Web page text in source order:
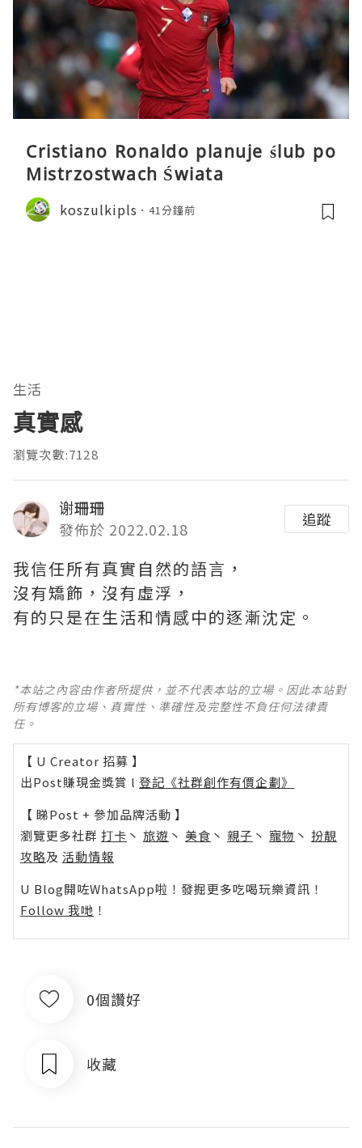
Cristiano Ronaldo planuje ślub po
Mistrzostwach Świata
koszulkipls 41分鐘前
生活
真實感
瀏覽次數:7128
谢珊珊
發佈於 2022.02.18
追蹤
我信任所有真實自然的語言，
沒有矯飾，沒有虛浮，
有的只是在生活和情感中的逐漸沈定。
*本站之內容由作者所提供，並不代表本站的立場。因此本站對
所有博客的立場、真實性、準確性及完整性不負任何法律責
任。
【 U Creator 招募 】
出Post賺現金獎賞 l 登記《社群創作有價企劃》
【 睇Post + 參加品牌活動 】
瀏覽更多社群 打卡 丶 旅遊 丶 美食 丶 親子 丶 寵物 丶 扮靚
攻略及 活動情報
U Blog開咗WhatsApp啦！發掘更多吃喝玩樂資訊！
Follow 我哋 ！
0個讚好
收藏